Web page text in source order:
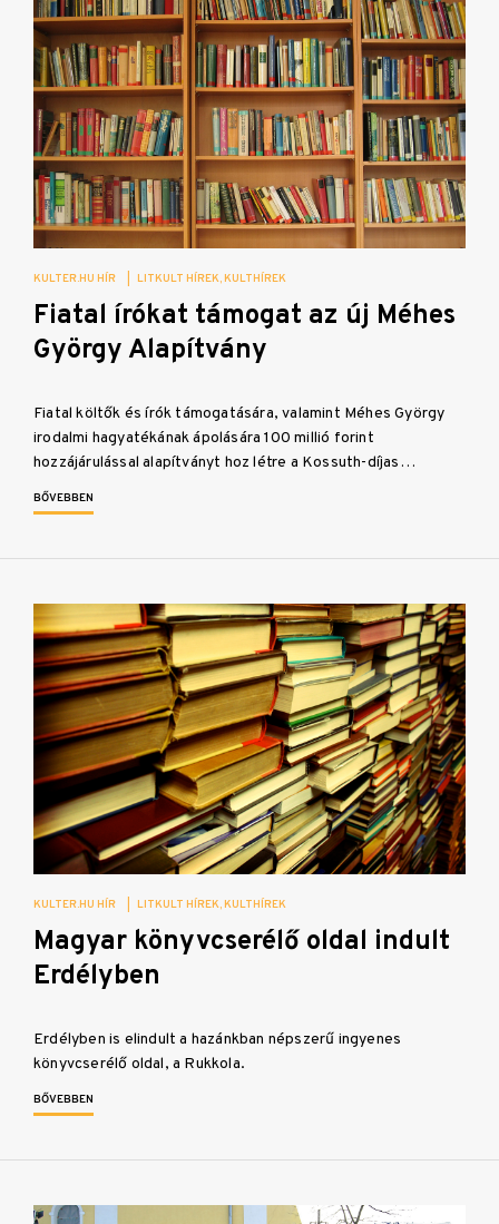
KULTER.HU HÍR LITKULT HÍREK KULTHÍREK
Fiatal írókat támogat az új Méhes
György Alapítvány
Fiatal költők és írók támogatására, valamint Méhes György
irodalmi hagyatékának ápolására 100 millió forint
hozzájárulással alapítványt hoz létre a Kossuth-díjas…
BŐVEBBEN
KULTER.HU HÍR LITKULT HÍREK KULTHÍREK
Magyar könyvcserélő oldal indult
Erdélyben
Erdélyben is elindult a hazánkban népszerű ingyenes
könyvcserélő oldal, a Rukkola.
BŐVEBBEN